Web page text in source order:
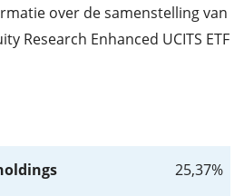
over de samenstelling van
Research Enhanced UCITS ETF
25,37%